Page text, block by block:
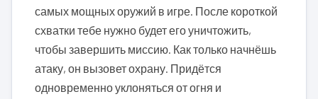
самых мощных оружий в игре. После короткой
схватки тебе нужно будет его уничтожить,
чтобы завершить миссию. Как только начнёшь
атаку, он вызовет охрану. Придётся
одновременно уклоняться от огня и